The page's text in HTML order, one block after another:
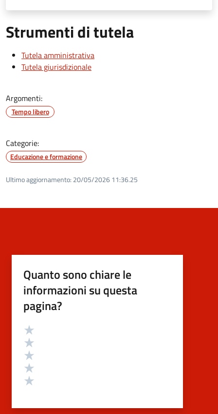
Strumenti di tutela
Tutela amministrativa
Tutela giurisdizionale
Argomenti:
Tempo libero
Categorie:
Educazione e formazione
Ultimo aggiornamento: 20/05/2026 11:36.25
Quanto sono chiare le
informazioni su questa
pagina?
Valutazione